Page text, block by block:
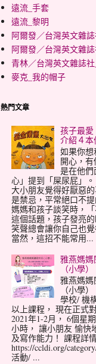
遠流_手套
遠流_黎明
阿爾發／台灣英文雜
阿爾發／台灣英文雜
青林／台灣英文雜誌
麥克_我的帽子
熱門文章
孩子最愛
介紹４
如果你
開心，
是在他
心」提到「屎尿屁」
大小朋友覺得好厭惡
是禁忌，平常絕口不
媽媽和孩子談笑時，
這個話題，孩子發亮
笑聲總會讓你自己也覺
當然，這招不能常用...
雅燕媽
（小學）
雅燕媽媽
（小學
學校/ 機
以上課程， 現在正式
2021年1-2月， 6個星
小時， 讓小朋友 愉快
及寫作能力！ 課程詳情
https://ccldi.org/
活動/ ...